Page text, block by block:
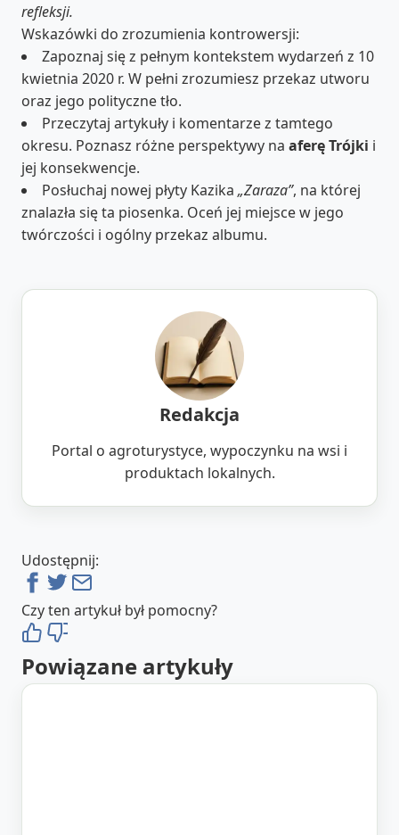
refleksji.
Wskazówki do zrozumienia kontrowersji:
Zapoznaj się z pełnym kontekstem wydarzeń z 10
kwietnia 2020 r. W pełni zrozumiesz przekaz utworu
oraz jego polityczne tło.
Przeczytaj artykuły i komentarze z tamtego
okresu. Poznasz różne perspektywy na aferę Trójki i
jej konsekwencje.
Posłuchaj nowej płyty Kazika „Zaraza”, na której
znalazła się ta piosenka. Oceń jej miejsce w jego
twórczości i ogólny przekaz albumu.
Redakcja
Portal o agroturystyce, wypoczynku na wsi i
produktach lokalnych.
Udostępnij:
Czy ten artykuł był pomocny?
Powiązane artykuły